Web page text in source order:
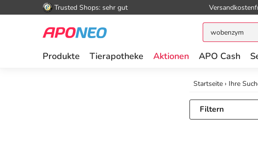
Trusted Shops: sehr gut
Produkte Tierapotheke Aktionen APO Cash
Startseite › Ihre
Filtern